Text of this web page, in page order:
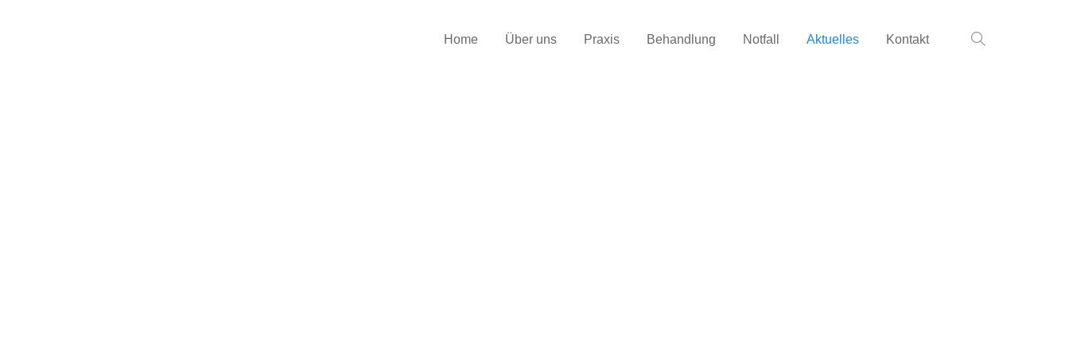
Home Über uns Praxis Behandlung Notfall Aktuelles Kontakt